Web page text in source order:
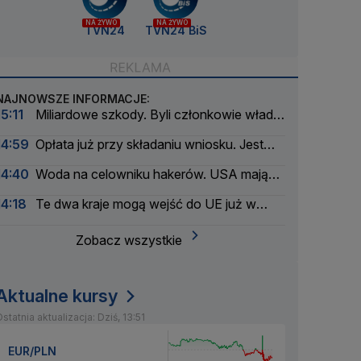
NA ŻYWO
TVN24
NA ŻYWO
TVN24 BiS
INFORMACJE:
Miliardowe szkody. Byli członkowie władz
Opłata już przy składaniu wniosku. Jest
Woda na celowniku hakerów. USA mają
Te dwa kraje mogą wejść do UE już w
Zobacz wszystkie
kursy
aktualizacja: Dziś, 13:51
EUR/PLN